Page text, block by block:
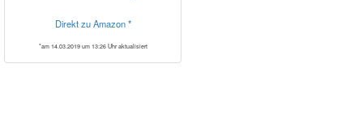
Direkt zu Amazon *
*am 14.03.2019 um 13:26 Uhr aktualisiert